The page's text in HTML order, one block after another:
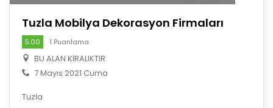
Tuzla Mobilya Dekorasyon Firmaları
5.00 1 Puanlama
BU ALAN KİRALIKTIR
7 Mayıs 2021 Cuma
Tuzla